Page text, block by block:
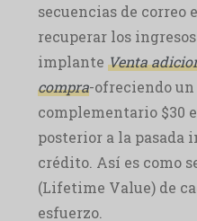
secuencias de correo
recuperar los
implanteVenta
compra-ofreciendo
complementario $30
posterior a la pasada
crédito. Así es como
(Lifetime Value) de
esfuerzo.